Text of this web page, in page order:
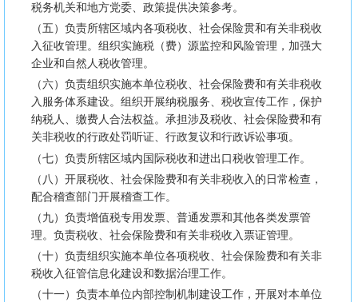
税务机关和地方党委、政策提供决策参考。
（五）负责所辖区域内各项税收、社会保险贯和有关非税收
入征收管理。组织实施税（费）源监控和风险管理，加强大
企业和自然人税收管理。
（六）负责组织实施本单位税收、社会保险费和有关非税收
入服务体系建设。组织开展纳税服务、税收宣传工作，保护
纳税人、缴费人合法权益。承担涉及税收、社会保险费和有
关非税收的行政处罚听证、行政复议和行政诉讼事项。
（七）负责所辖区域内国际税收和进出口税收管理工作。
（八）开展税收、社会保险费和有关非税收入的日常检查，
配合稽查部门开展稽查工作。
（九）负责增值税专用发票、普通发票和其他各类发票管
理。负责税收、社会保险费和有关非税收入票证管理。
（十）负责组织实施本单位各项税收、社会保险费和有关非
税收入征管信息化建设和数据治理工作。
（十一）负责本单位内部控制机制建设工作，开展对本单位